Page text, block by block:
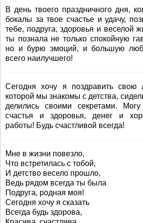
В день твоего праздничного дня,
бокалы за твое счастье и удачу,
тебе, подруга, здоровья и веселой
ты познала не только спокойную
но и бурю эмоций, и большую
всего наилучшего!
Сегодня хочу я поздравить свою
которой мы знакомы с детства,
делились своими секретами.
счастья и здоровья, денег и
работы! Будь счастливой всегда!
Мне в жизни повезло,
Что встретилась с тобой,
И детство весело прошло,
Ведь рядом всегда ты была
Подруга, родная моя!
Сегодня хочу я сказать
Всегда будь здорова,